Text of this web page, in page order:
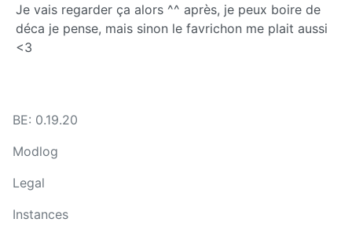
Je vais regarder ça alors ^^ après, je peux boire de
déca je pense, mais sinon le favrichon me plait aussi
<3
BE: 0.19.20
Modlog
Legal
Instances